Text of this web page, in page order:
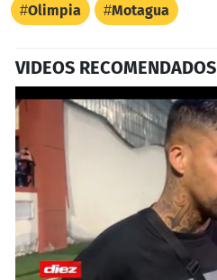
Olimpia Motagua
VIDEOS RECOMENDADOS